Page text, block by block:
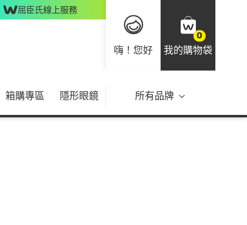
屈臣氏線上服務
嗨！您好
0
我的購物袋
箱購專區 隱形眼鏡 所有品牌